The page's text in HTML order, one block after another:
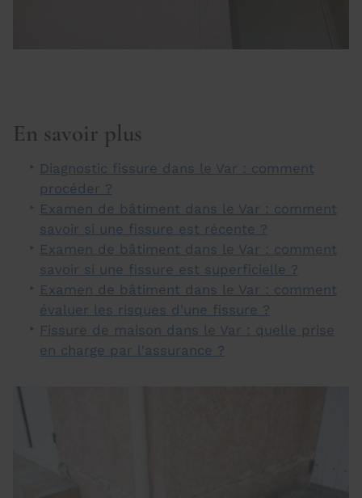
En savoir plus
Diagnostic fissure dans le Var : comment
procéder ?
Examen de bâtiment dans le Var : comment
savoir si une fissure est récente ?
Examen de bâtiment dans le Var : comment
savoir si une fissure est superficielle ?
Examen de bâtiment dans le Var : comment
évaluer les risques d'une fissure ?
Fissure de maison dans le Var : quelle prise
en charge par l'assurance ?